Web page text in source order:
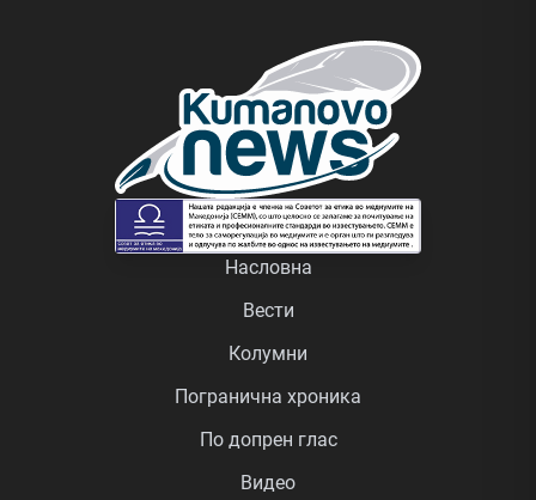
Насловна
Вести
Колумни
Погранична хроника
По допрен глас
Видео